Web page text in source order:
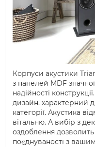
Корпуси акустики
з панелей MDF
надійності
дизайн, характерний
категорії. Акустика
вітальню. А вибір з
оздоблення дозволить
поєднуваності з